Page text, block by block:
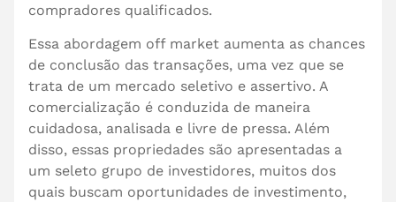
compradores qualificados.
Essa abordagem off market aumenta as chances
de conclusão das transações, uma vez que se
trata de um mercado seletivo e assertivo. A
comercialização é conduzida de maneira
cuidadosa, analisada e livre de pressa. Além
disso, essas propriedades são apresentadas a
um seleto grupo de investidores, muitos dos
quais buscam oportunidades de investimento,